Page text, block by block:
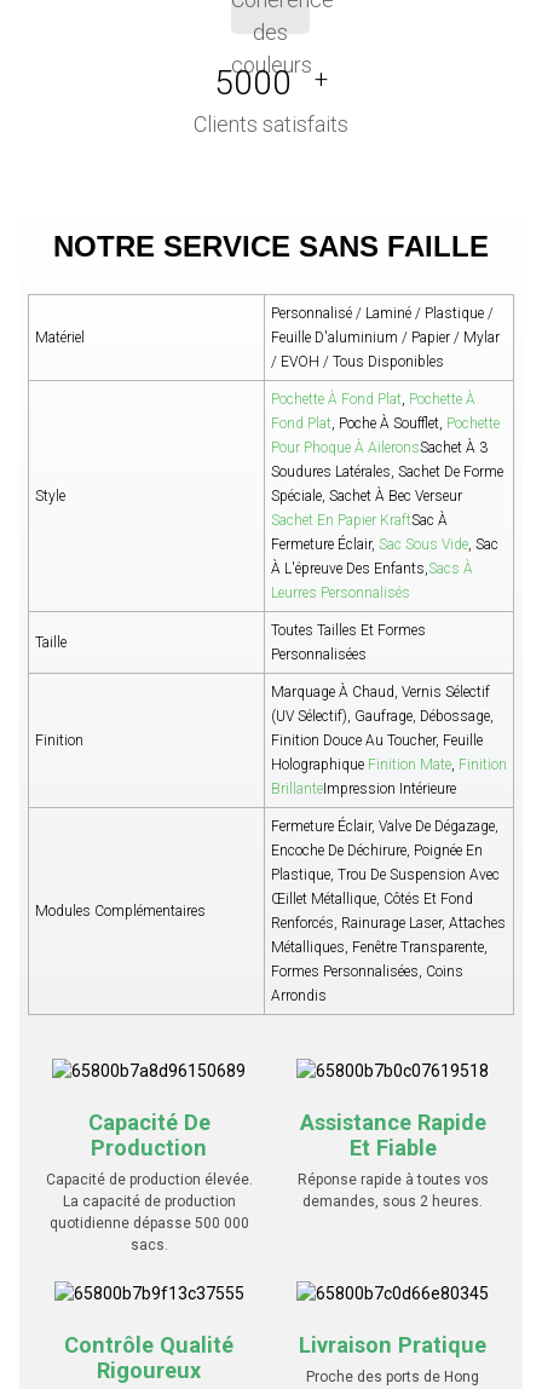
5000 +
Clients satisfaits
NOTRE SERVICE SANS FAILLE
Matériel
Personnalisé / Laminé / Plastique /
Feuille D'aluminium / Papier / Mylar
/ EVOH / Tous Disponibles
Style
Pochette À Fond Plat Pochette À
Fond Plat , Poche À Soufflet, Pochette
Pour Phoque À AileronsSachet À 3
Soudures Latérales, Sachet De Forme
Spéciale, Sachet À Bec Verseur
Sachet En Papier KraftSac À
Fermeture Éclair, Sac Sous Vide, Sac
À L'épreuve Des Enfants, Sacs À
Leurres Personnalisés
Taille
Toutes Tailles Et Formes
Personnalisées
Finition
Marquage À Chaud, Vernis Sélectif
(UV Sélectif), Gaufrage, Débossage,
Finition Douce Au Toucher, Feuille
Holographique Finition Mate, Finition
BrillanteImpression Intérieure
Modules Complémentaires
Fermeture Éclair, Valve De Dégazage,
Encoche De Déchirure, Poignée En
Plastique, Trou De Suspension Avec
Œillet Métallique, Côtés Et Fond
Renforcés, Rainurage Laser, Attaches
Métalliques, Fenêtre Transparente,
Formes Personnalisées, Coins
Arrondis
Capacité De
Production
Capacité de production élevée.
La capacité de production
quotidienne dépasse 500 000
sacs.
Assistance Rapide
Et Fiable
Réponse rapide à toutes vos
demandes, sous 2 heures.
Contrôle Qualité
Rigoureux
Livraison Pratique
Proche des ports de Hong